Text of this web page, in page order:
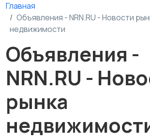
Главная
Объявления - NRN.RU - Новости
недвижимости
Объявления -
NRN.RU -
рынка